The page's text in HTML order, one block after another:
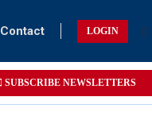
Contact LOGIN
SUBSCRIBE NEWSLETTERS